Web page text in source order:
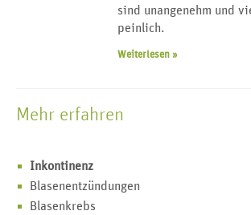
sind unangenehm und
peinlich.
Weiterlesen »
Mehr erfahren
Inkontinenz
Blasenentzündungen
Blasenkrebs